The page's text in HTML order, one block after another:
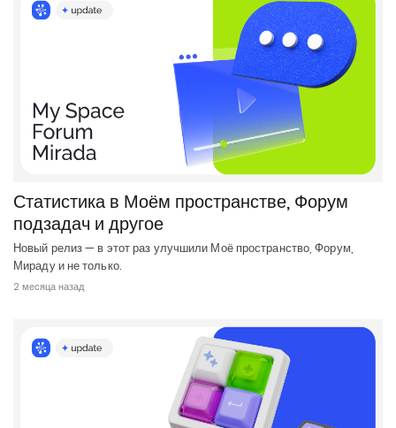
Статистика в Моём пространстве, Форум
подзадач и другое
Новый релиз — в этот раз улучшили Моё пространство, Форум,
Мираду и не только.
2 месяца назад